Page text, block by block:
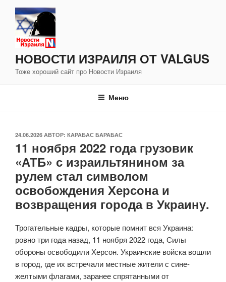
Перейти
содержимому
НОВОСТИ ИЗРАИЛЯ ОТ VALGUS
Тоже хороший сайт про Новости Израиля
Меню
ОПУБЛИКОВАНО
24.06.2026 АВТОР: КАРАБАС БАРАБАС
11 ноября 2022 года грузовик
«АТБ» с израильтянином за
рулем стал символом
освобождения Херсона и
возвращения города в Украину.
Трогательные кадры, которые помнит вся Украина:
ровно три года назад, 11 ноября 2022 года, Силы
обороны освободили Херсон. Украинские войска вошли
в город, где их встречали местные жители с сине-
желтыми флагами, заранее спрятанными от